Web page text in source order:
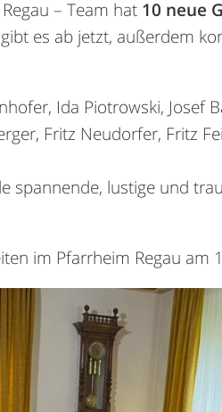
– Team hat 10 neue
gibt es ab jetzt, außerdem
Ida Piotrowski, Josef
Fritz Neudorfer, Fritz
spannende, lustige und
im Pfarrheim Regau am